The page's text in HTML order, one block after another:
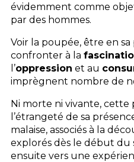
évidemment comme
par des hommes.
Voir la poupée, être en sa
confronter à la
l’oppression et au
imprègnent nombre de
Ni morte ni vivante,
l’étrangeté de sa
malaise, associés à la
explorés dès le début
ensuite vers une